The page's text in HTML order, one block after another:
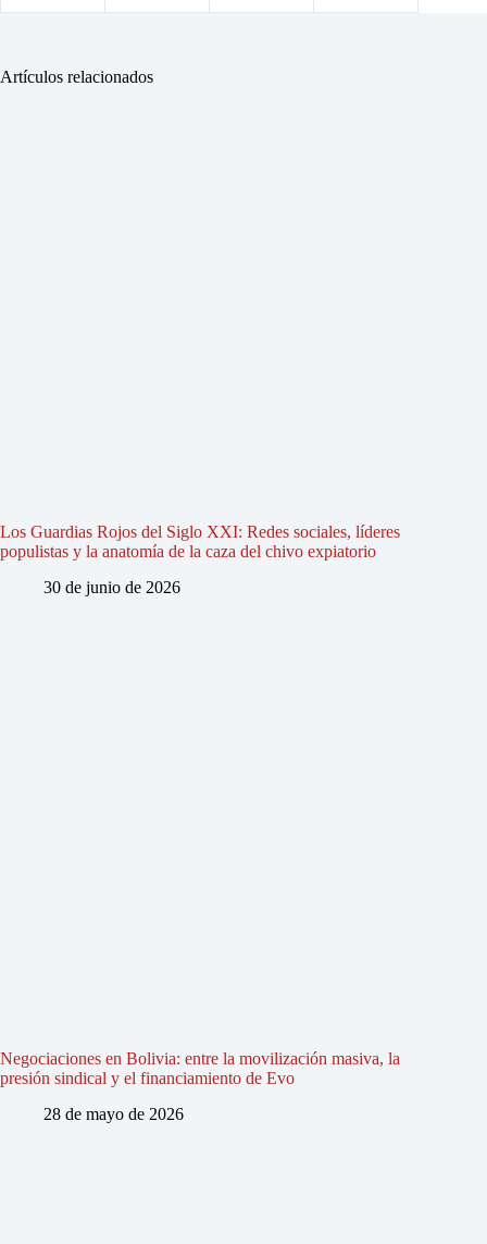
Artículos relacionados
Los Guardias Rojos del Siglo XXI: Redes sociales, líderes
populistas y la anatomía de la caza del chivo expiatorio
30 de junio de 2026
Negociaciones en Bolivia: entre la movilización masiva, la
presión sindical y el financiamiento de Evo
28 de mayo de 2026